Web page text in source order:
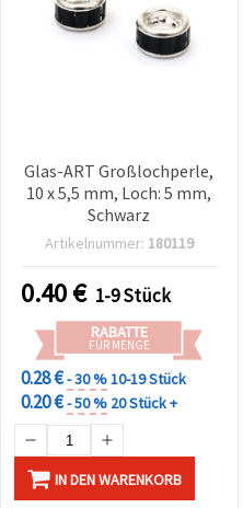
Glas-ART Großlochperle,
10 x 5,5 mm, Loch: 5 mm,
Schwarz
Artikelnummer: 180119
0.40€ 1-9 Stück
RABATTE
FÜR MENGE
0.28 €- 30 %10-19 Stück
0.20 €- 50 % 20 Stück +
IN DEN WARENKORB